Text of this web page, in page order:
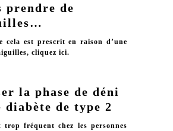
prendre de
cela est prescrit en raison d’une
cliquez ici.
la phase de déni
diabète de type 2
trop fréquent chez les personnes